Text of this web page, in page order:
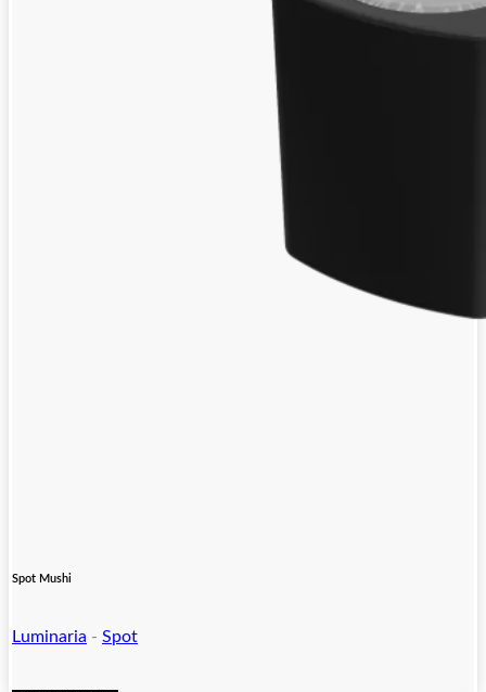
Spot Mushi
Luminaria - Spot